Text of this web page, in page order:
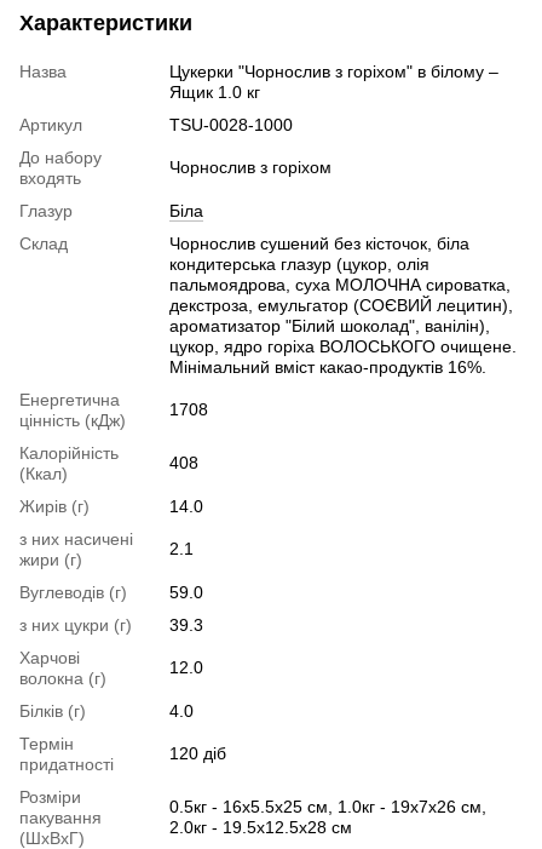
Характеристики
Назва
Цукерки "Чорнослив з горiхом" в білому –
Ящик 1.0 кг
Артикул
TSU-0028-1000
До набору
входять
Чорнослив з горіхом
Глазур
Біла
Склад
Чорнослив сушений без кісточок, біла
кондитерська глазур (цукор, олія
пальмоядрова, суха МОЛОЧНА сироватка,
декстроза, емульгатор (СОЄВИЙ лецитин),
ароматизатор "Білий шоколад", ванілін),
цукор, ядро горіха ВОЛОСЬКОГО очищене.
Мінімальний вміст какао-продуктів 16%.
Енергетична
цінність (кДж)
1708
Калорійність
(Ккал)
408
Жирів (г)
14.0
з них насичені
жири (г)
2.1
Вуглеводів (г)
59.0
з них цукри (г)
39.3
Харчові
волокна (г)
12.0
Білків (г)
4.0
Термін
придатності
120 діб
Розміри
пакування
(ШхВхГ)
0.5кг - 16х5.5х25 см, 1.0кг - 19х7х26 см,
2.0кг - 19.5х12.5х28 см